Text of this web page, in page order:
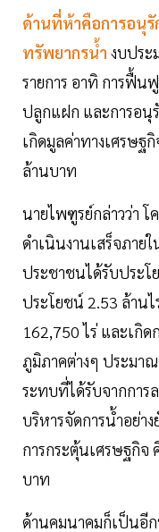
ด้านที่ห้าคือการอนุ
ทรัพยากรน้ำ งบประ
รายการ อาทิ การฟื้น
ปลูกแฝก และการอนุ
เกิดมูลค่าทางเศรษฐ
ล้านบาท
นายไพฑูรย์กล่าวว่า
ดำเนินงานเสร็จภาย
ประชาชนได้รับประ
ประโยชน์ 2.53 ล้าน
162,750 ไร่ และเกิด
ภูมิภาคต่างๆ ประมา
ระทบที่ได้รับจากการ
บริหารจัดการน้ำอย่า
การกระตุ้นเศรษฐกิจ
บาท
ด้านคมนาคมก็เป็นอี